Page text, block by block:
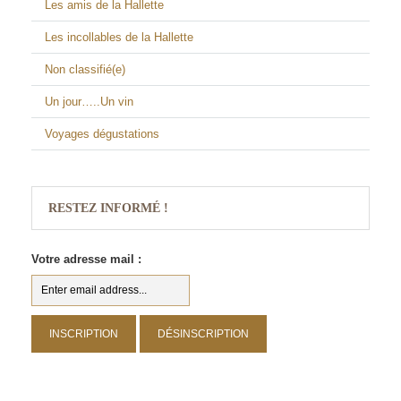
Les amis de la Hallette
Les incollables de la Hallette
Non classifié(e)
Un jour…..Un vin
Voyages dégustations
RESTEZ INFORMÉ !
Votre adresse mail :